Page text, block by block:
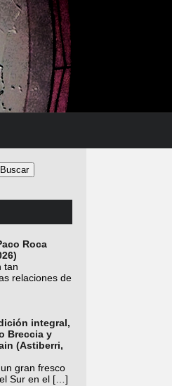
Roca
tan
relaciones de
integral,
Breccia y
(Astiberri,
gran fresco
Sur en el […]